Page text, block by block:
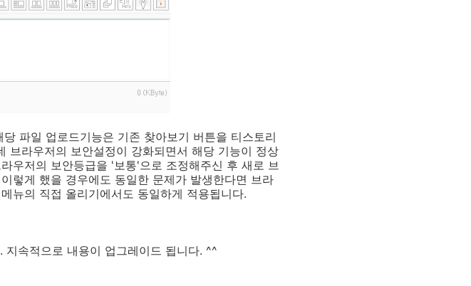
파일 업로드기능은 기존 찾아보기 버튼을 티스토리
브라우저의 보안설정이 강화되면서 해당 기능이 정상
우저의 보안등급을 '보통'으로 조정해주신 후 새로 브
렇게 했을 경우에도 동일한 문제가 발생한다면 브라
뉴의 직접 올리기에서도 동일하게 적용됩니다.
속적으로 내용이 업그레이드 됩니다. ^^